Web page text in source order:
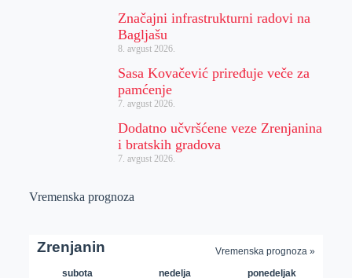
Značajni infrastrukturni radovi na
Bagljašu
8. avgust 2026.
Sasa Kovačević priređuje veče za
pamćenje
7. avgust 2026.
Dodatno učvršćene veze Zrenjanina
i bratskih gradova
7. avgust 2026.
Vremenska prognoza